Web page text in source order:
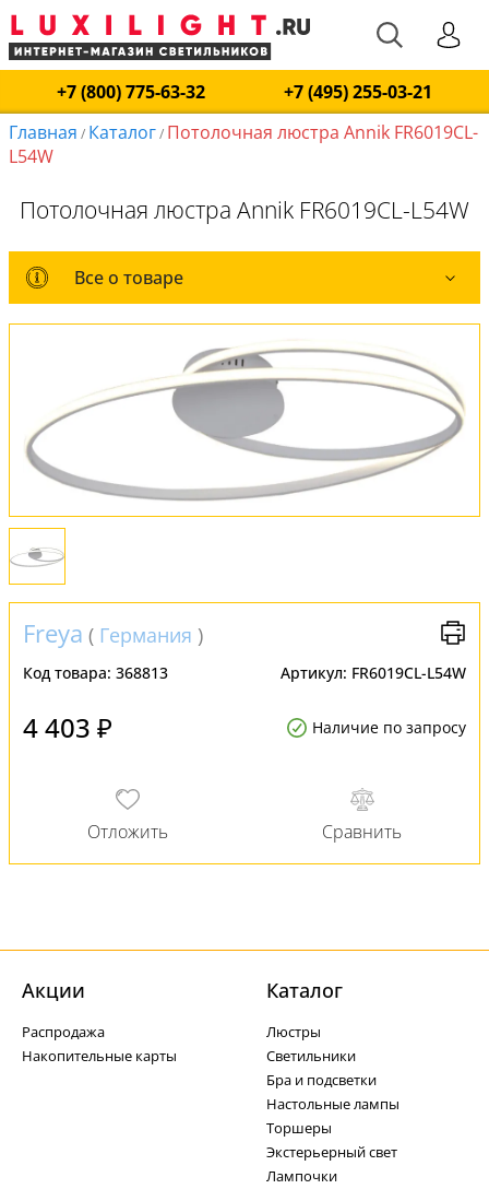
+7 (800) 775-63-32
+7 (495) 255-03-21
Главная / Каталог/ Потолочная люстра Annik FR6019CL-
L54W
Потолочная люстра Annik FR6019CL-L54W
Все о товаре
Все о товаре
Оплата и доставка
Обмен и возврат
Установка
Freya ( Германия )
Код товара: 368813 Артикул: FR6019CL-L54W
4 403 ₽ Наличие по запросу
Акции
Распродажа
Накопительные карты
Каталог
Люстры
Светильники
Бра и подсветки
Настольные лампы
Торшеры
Экстерьерный свет
Лампочки